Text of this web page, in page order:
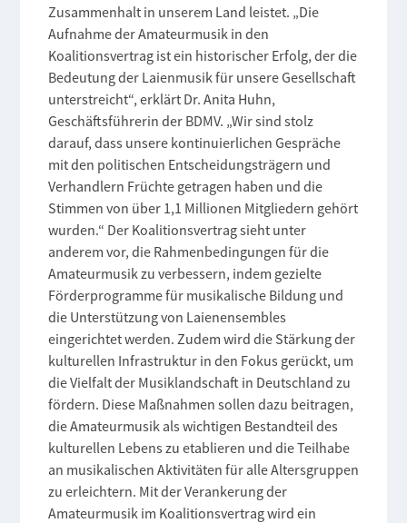
Zusammenhalt in unserem Land leistet. „Die
Aufnahme der Amateurmusik in den
Koalitionsvertrag ist ein historischer Erfolg, der die
Bedeutung der Laienmusik für unsere Gesellschaft
unterstreicht“, erklärt Dr. Anita Huhn,
Geschäftsführerin der BDMV. „Wir sind stolz
darauf, dass unsere kontinuierlichen Gespräche
mit den politischen Entscheidungsträgern und
Verhandlern Früchte getragen haben und die
Stimmen von über 1,1 Millionen Mitgliedern gehört
wurden.“ Der Koalitionsvertrag sieht unter
anderem vor, die Rahmenbedingungen für die
Amateurmusik zu verbessern, indem gezielte
Förderprogramme für musikalische Bildung und
die Unterstützung von Laienensembles
eingerichtet werden. Zudem wird die Stärkung der
kulturellen Infrastruktur in den Fokus gerückt, um
die Vielfalt der Musiklandschaft in Deutschland zu
fördern. Diese Maßnahmen sollen dazu beitragen,
die Amateurmusik als wichtigen Bestandteil des
kulturellen Lebens zu etablieren und die Teilhabe
an musikalischen Aktivitäten für alle Altersgruppen
zu erleichtern. Mit der Verankerung der
Amateurmusik im Koalitionsvertrag wird ein